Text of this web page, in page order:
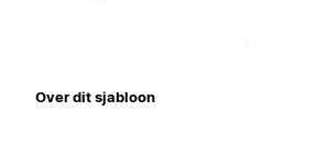
Over dit sjabloon